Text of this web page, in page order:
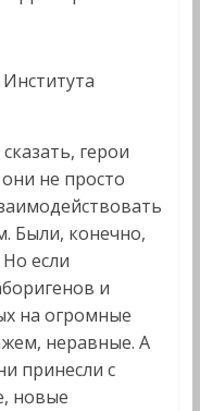
герои
не просто
Были, конечно,
если
и
на огромные
неравные. А
принесли с
новые